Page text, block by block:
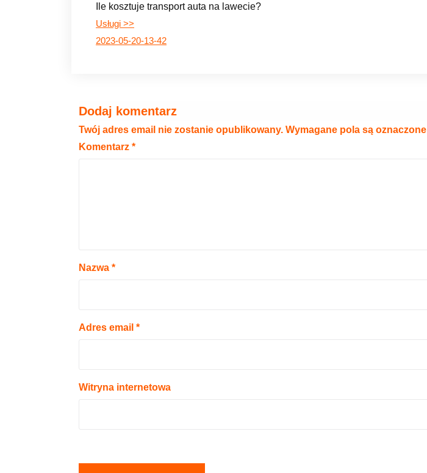
Ile kosztuje transport auta na lawecie?
Usługi >>
2023-05-20-13-42
Dodaj komentarz
Twój adres email nie zostanie opublikowany. Wymagane pola są oznaczone
Komentarz *
Nazwa *
Adres email *
Witryna internetowa